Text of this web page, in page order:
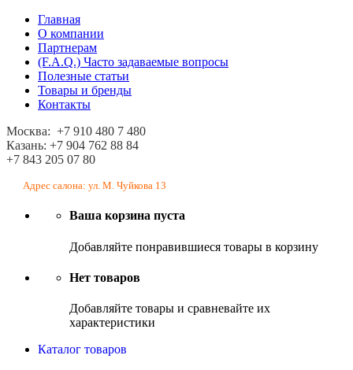
Главная
О компании
Партнерам
(F.A.Q.) Часто задаваемые вопросы
Полезные статьи
Товары и бренды
Контакты
Москва: +7 910 480 7 480
Казань: +7 904 762 88 84
+7 843 205 07 80
Адрес салона: ул. М. Чуйкова 13
Ваша корзина пуста
Добавляйте понравившиеся товары в корзину
Нет товаров
Добавляйте товары и сравневайте их
характеристики
Каталог товаров